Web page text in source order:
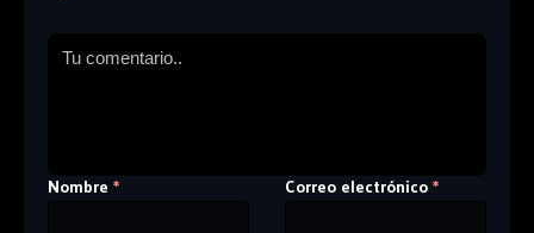
Nombre * Correo electrónico *